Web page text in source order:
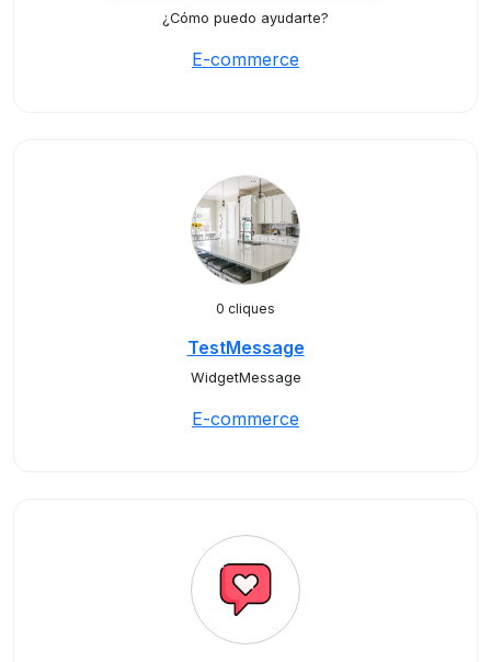
¿Cómo puedo ayudarte?
E-commerce
0 cliques
TestMessage
WidgetMessage
E-commerce